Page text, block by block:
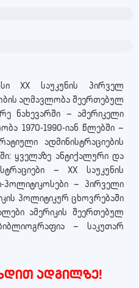
XX საუკუნის პირველ
აღმავლობა შეერთებულ
ნახევარში — ამერიკელი
1970-1990-იან წლებში —
ადმინისტრაციების
ყველაზე ანტიქალური და
— XX საუკუნის
— პირველი
პოლიტიკურ ცხოვრებაში
ამერიკის შეერთებულ
— საკუთარ
ადგილზე!